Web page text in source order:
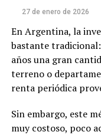
27 de enero de 2026
En Argentina, la
bastante
años una gran
terreno o
renta periódica
Sin embargo, este
muy costoso, poco